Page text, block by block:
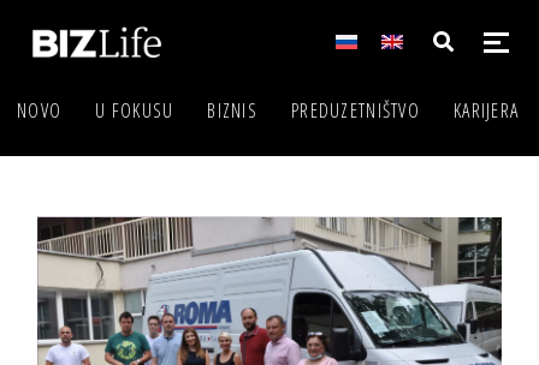
NOVO U FOKUSU BIZNIS PREDUZETNIŠTVO KARIJERA